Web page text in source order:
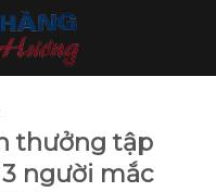
thưởng tập
người mắc